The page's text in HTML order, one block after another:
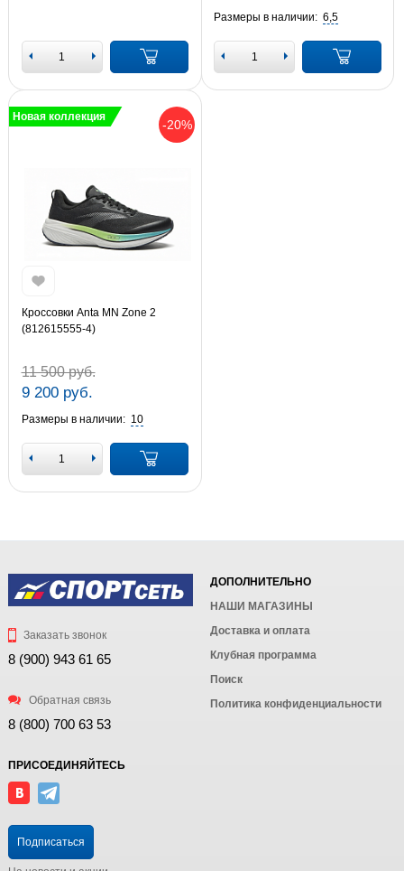
Размеры в наличии: 6,5
-20%
Новая коллекция
Кроссовки Anta MN Zone 2
(812615555-4)
11 500 руб.
9 200 руб.
Размеры в наличии: 10
Заказать звонок
8 (900) 943 61 65
Обратная связь
8 (800) 700 63 53
ДОПОЛНИТЕЛЬНО
НАШИ МАГАЗИНЫ
Доставка и оплата
Клубная программа
Поиск
Политика конфиденциальности
ПРИСОЕДИНЯЙТЕСЬ
Подписаться